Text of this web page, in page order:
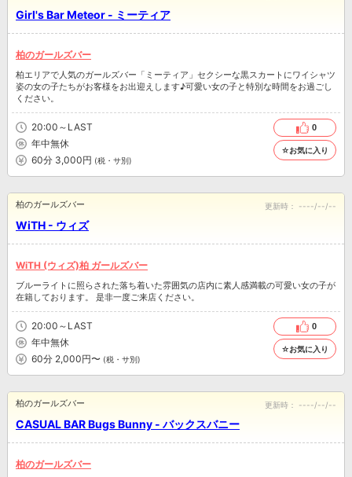
Girl's Bar Meteor - ミーティア
柏のガールズバー
柏エリアで人気のガールズバー「ミーティア」セクシーな黒スカートにワイシャツ
姿の女の子たちがお客様をお出迎えします♪可愛い女の子と特別な時間をお過ごし
ください。
20:00～LAST
年中無休
60分 3,000円 (税・サ別)
0
☆お気に入り
WiTH - ウィズ
柏のガールズバー 更新時： ----/--/--
WiTH (ウィズ)柏 ガールズバー
ブルーライトに照らされた落ち着いた雰囲気の店内に素人感満載の可愛い女の子が
在籍しております。 是非一度ご来店ください。
20:00～LAST
年中無休
60分 2,000円〜 (税・サ別)
0
☆お気に入り
CASUAL BAR Bugs Bunny - バックスバニー
柏のガールズバー 更新時： ----/--/--
柏のガールズバー